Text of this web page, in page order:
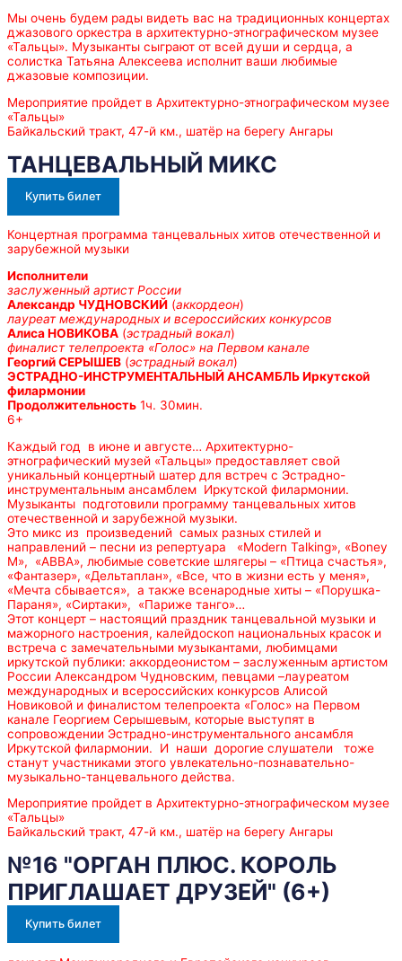
Мы очень будем рады видеть вас на традиционных концертах
джазового оркестра в архитектурно-этнографическом музее
«Тальцы». Музыканты сыграют от всей души и сердца, а
солистка Татьяна Алексеева исполнит ваши любимые
джазовые композиции.
Мероприятие пройдет в Архитектурно-этнографическом музее
«Тальцы»
Байкальский тракт, 47-й км., шатёр на берегу Ангары
ТАНЦЕВАЛЬНЫЙ МИКС
Купить билет
Концертная программа танцевальных хитов отечественной и
зарубежной музыки
Исполнители
заслуженный артист России
Александр ЧУДНОВСКИЙ (аккордеон)
лауреат международных и всероссийских конкурсов
Алиса НОВИКОВА (эстрадный вокал)
финалист телепроекта «Голос» на Первом канале
Георгий СЕРЫШЕВ (эстрадный вокал)
ЭСТРАДНО-ИНСТРУМЕНТАЛЬНЫЙ АНСАМБЛЬ Иркутской
филармонии
Продолжительность 1ч. 30мин.
6+
Каждый год в июне и августе… Архитектурно-
этнографический музей «Тальцы» предоставляет свой
уникальный концертный шатер для встреч с Эстрадно-
инструментальным ансамблем Иркутской филармонии.
Музыканты подготовили программу танцевальных хитов
отечественной и зарубежной музыки.
Это микс из произведений самых разных стилей и
направлений – песни из репертуара «Modern Talking», «Boney
M», «АВВА», любимые советские шлягеры – «Птица счастья»,
«Фантазер», «Дельтаплан», «Все, что в жизни есть у меня»,
«Мечта сбывается», а также всенародные хиты – «Порушка-
Параня», «Сиртаки», «Париже танго»…
Этот концерт – настоящий праздник танцевальной музыки и
мажорного настроения, калейдоскоп национальных красок и
встреча с замечательными музыкантами, любимцами
иркутской публики: аккордеонистом – заслуженным артистом
России Александром Чудновским, певцами –лауреатом
международных и всероссийских конкурсов Алисой
Новиковой и финалистом телепроекта «Голос» на Первом
канале Георгием Серышевым, которые выступят в
сопровождении Эстрадно-инструментального ансамбля
Иркутской филармонии. И наши дорогие слушатели тоже
станут участниками этого увлекательно-познавательно-
музыкально-танцевального действа.
Мероприятие пройдет в Архитектурно-этнографическом музее
«Тальцы»
Байкальский тракт, 47-й км., шатёр на берегу Ангары
№16 "ОРГАН ПЛЮС. КОРОЛЬ
ПРИГЛАШАЕТ ДРУЗЕЙ" (6+)
Купить билет